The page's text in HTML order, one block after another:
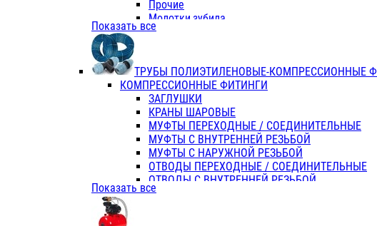
Прочие
Молотки,зубила
Пассатижи,тонкогубцы,утконосы
Отвертки
Хоз. инвентарь
ЭЛ. ИНСТРУМЕНТ OASIS
Показать все
ТРУБЫ ПОЛИЭТИЛЕНОВЫЕ-КОМПРЕССИОННЫЕ
КОМПРЕССИОННЫЕ ФИТИНГИ
ЗАГЛУШКИ
КРАНЫ ШАРОВЫЕ
МУФТЫ ПЕРЕХОДНЫЕ / СОЕДИНИТЕЛЬНЫЕ
МУФТЫ С ВНУТРЕННЕЙ РЕЗЬБОЙ
МУФТЫ С НАРУЖНОЙ РЕЗЬБОЙ
ОТВОДЫ ПЕРЕХОДНЫЕ / СОЕДИНИТЕЛЬНЫЕ
ОТВОДЫ С ВНУТРЕННЕЙ РЕЗЬБОЙ
ОТВОДЫ С НАРУЖНОЙ РЕЗЬБОЙ
Показать все